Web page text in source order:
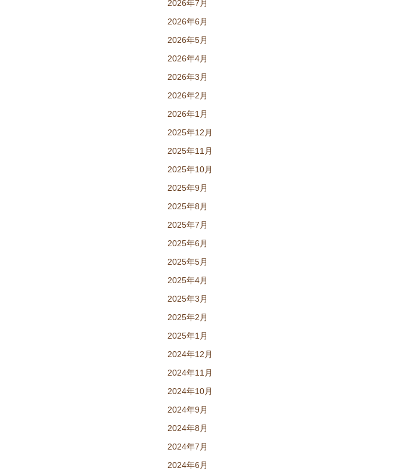
2026年7月
2026年6月
2026年5月
2026年4月
2026年3月
2026年2月
2026年1月
2025年12月
2025年11月
2025年10月
2025年9月
2025年8月
2025年7月
2025年6月
2025年5月
2025年4月
2025年3月
2025年2月
2025年1月
2024年12月
2024年11月
2024年10月
2024年9月
2024年8月
2024年7月
2024年6月